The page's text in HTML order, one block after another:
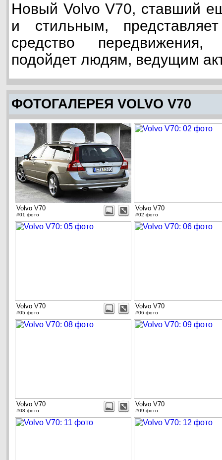
Новый Volvo V70, ставший
и стильным,
средство
подойдет людям, ведущим
ФОТОГАЛЕРЕЯ VOLVO V70
Volvo V70
#01 фото
Volvo V70
#02 фото
Volvo V70
#05 фото
Volvo V70
#06 фото
Volvo V70
#08 фото
Volvo V70
#09 фото